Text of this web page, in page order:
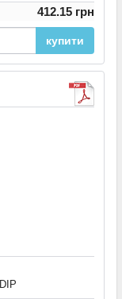
412.15 грн
купити